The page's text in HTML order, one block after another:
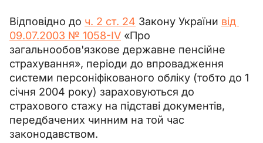
Відповідно до ч. 2 ст. 24 Закону України від
09.07.2003 № 1058-IV «Про
загальнообов'язкове державне пенсійне
страхування», періоди до впровадження
системи персоніфікованого обліку (тобто до 1
січня 2004 року) зараховуються до
страхового стажу на підставі документів,
передбачених чинним на той час
законодавством.